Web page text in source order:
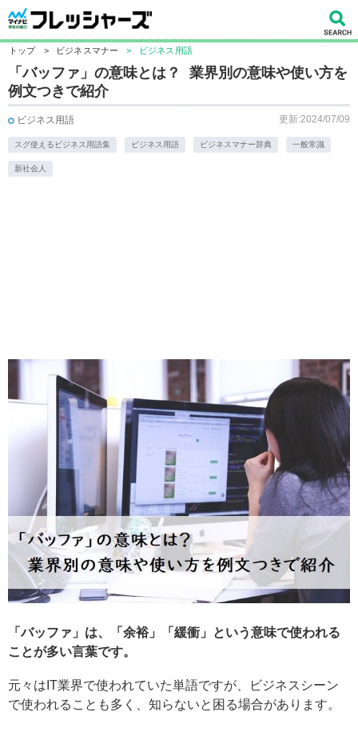
トップ > ビジネスマナー > ビジネス用語
「バッファ」の意味とは？ 業界別の意味や使い方を
例文つきで紹介
ビジネス用語 更新:2024/07/09
スグ使えるビジネス用語集 ビジネス用語 ビジネスマナー辞典 一般常識
新社会人
「バッファ」は、「余裕」「緩衝」という意味で使われる
ことが多い言葉です。
元々はIT業界で使われていた単語ですが、ビジネスシーン
で使われることも多く、知らないと困る場合があります。